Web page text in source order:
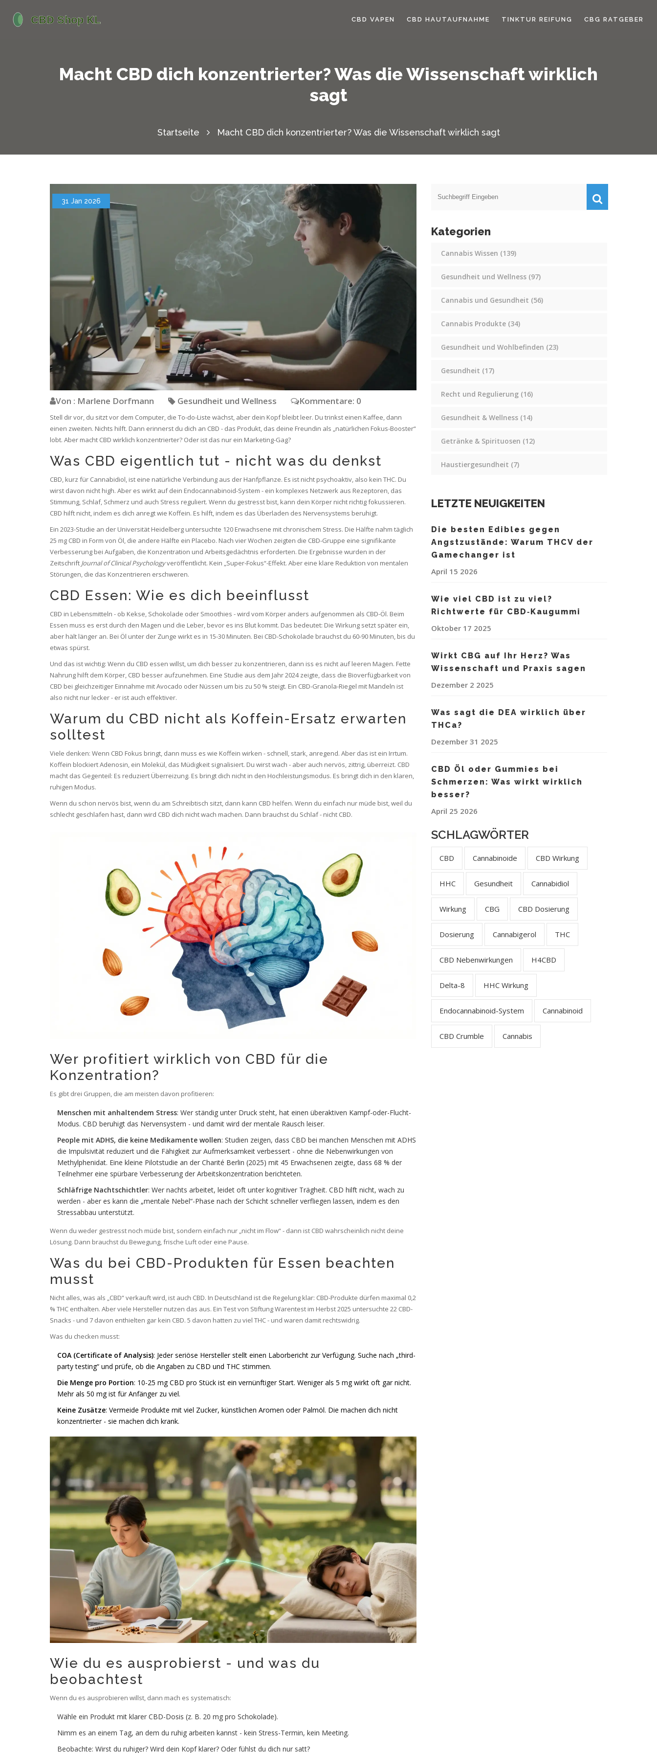
CBD VAPEN CBD HAUTAUFNAHME TINKTUR REIFUNG CBG RATGEBER
Macht CBD dich konzentrierter? Was die Wissenschaft wirklich
sagt
Startseite Macht CBD dich konzentrierter? Was die Wissenschaft wirklich sagt
31 Jan 2026
Von : Marlene Dorfmann Gesundheit und Wellness Kommentare: 0
Stell dir vor, du sitzt vor dem Computer, die To-do-Liste wächst, aber dein Kopf bleibt leer. Du trinkst einen Kaffee, dann
einen zweiten. Nichts hilft. Dann erinnerst du dich an CBD - das Produkt, das deine Freundin als „natürlichen Fokus-Booster“
lobt. Aber macht CBD wirklich konzentrierter? Oder ist das nur ein Marketing-Gag?
Was CBD eigentlich tut - nicht was du denkst
CBD, kurz für Cannabidiol, ist eine natürliche Verbindung aus der Hanfpflanze. Es ist nicht psychoaktiv, also kein THC. Du
wirst davon nicht high. Aber es wirkt auf dein Endocannabinoid-System - ein komplexes Netzwerk aus Rezeptoren, das
Stimmung, Schlaf, Schmerz und auch Stress reguliert. Wenn du gestresst bist, kann dein Körper nicht richtig fokussieren.
CBD hilft nicht, indem es dich anregt wie Koffein. Es hilft, indem es das Überladen des Nervensystems beruhigt.
Ein 2023-Studie an der Universität Heidelberg untersuchte 120 Erwachsene mit chronischem Stress. Die Hälfte nahm täglich
25 mg CBD in Form von Öl, die andere Hälfte ein Placebo. Nach vier Wochen zeigten die CBD-Gruppe eine signifikante
Verbesserung bei Aufgaben, die Konzentration und Arbeitsgedächtnis erforderten. Die Ergebnisse wurden in der
Zeitschrift Journal of Clinical Psychologyveröffentlicht. Kein „Super-Fokus“-Effekt. Aber eine klare Reduktion von mentalen
Störungen, die das Konzentrieren erschweren.
CBD Essen: Wie es dich beeinflusst
CBD in Lebensmitteln - ob Kekse, Schokolade oder Smoothies - wird vom Körper anders aufgenommen als CBD-Öl. Beim
Essen muss es erst durch den Magen und die Leber, bevor es ins Blut kommt. Das bedeutet: Die Wirkung setzt später ein,
aber hält länger an. Bei Öl unter der Zunge wirkt es in 15-30 Minuten. Bei CBD-Schokolade brauchst du 60-90 Minuten, bis du
etwas spürst.
Und das ist wichtig: Wenn du CBD essen willst, um dich besser zu konzentrieren, dann iss es nicht auf leeren Magen. Fette
Nahrung hilft dem Körper, CBD besser aufzunehmen. Eine Studie aus dem Jahr 2024 zeigte, dass die Bioverfügbarkeit von
CBD bei gleichzeitiger Einnahme mit Avocado oder Nüssen um bis zu 50 % steigt. Ein CBD-Granola-Riegel mit Mandeln ist
also nicht nur lecker - er ist auch effektiver.
Warum du CBD nicht als Koffein-Ersatz erwarten
solltest
Viele denken: Wenn CBD Fokus bringt, dann muss es wie Koffein wirken - schnell, stark, anregend. Aber das ist ein Irrtum.
Koffein blockiert Adenosin, ein Molekül, das Müdigkeit signalisiert. Du wirst wach - aber auch nervös, zittrig, überreizt. CBD
macht das Gegenteil: Es reduziert Überreizung. Es bringt dich nicht in den Hochleistungsmodus. Es bringt dich in den klaren,
ruhigen Modus.
Wenn du schon nervös bist, wenn du am Schreibtisch sitzt, dann kann CBD helfen. Wenn du einfach nur müde bist, weil du
schlecht geschlafen hast, dann wird CBD dich nicht wach machen. Dann brauchst du Schlaf - nicht CBD.
Wer profitiert wirklich von CBD für die
Konzentration?
Es gibt drei Gruppen, die am meisten davon profitieren:
Menschen mit anhaltendem Stress: Wer ständig unter Druck steht, hat einen überaktiven Kampf-oder-Flucht-
Modus. CBD beruhigt das Nervensystem - und damit wird der mentale Rausch leiser.
People mit ADHS, die keine Medikamente wollen: Studien zeigen, dass CBD bei manchen Menschen mit ADHS
die Impulsivität reduziert und die Fähigkeit zur Aufmerksamkeit verbessert - ohne die Nebenwirkungen von
Methylphenidat. Eine kleine Pilotstudie an der Charité Berlin (2025) mit 45 Erwachsenen zeigte, dass 68 % der
Teilnehmer eine spürbare Verbesserung der Arbeitskonzentration berichteten.
Schläfrige Nachtschichtler: Wer nachts arbeitet, leidet oft unter kognitiver Trägheit. CBD hilft nicht, wach zu
werden - aber es kann die „mentale Nebel“-Phase nach der Schicht schneller verfliegen lassen, indem es den
Stressabbau unterstützt.
Wenn du weder gestresst noch müde bist, sondern einfach nur „nicht im Flow“ - dann ist CBD wahrscheinlich nicht deine
Lösung. Dann brauchst du Bewegung, frische Luft oder eine Pause.
Was du bei CBD-Produkten für Essen beachten
musst
Nicht alles, was als „CBD“ verkauft wird, ist auch CBD. In Deutschland ist die Regelung klar: CBD-Produkte dürfen maximal 0,2
% THC enthalten. Aber viele Hersteller nutzen das aus. Ein Test von Stiftung Warentest im Herbst 2025 untersuchte 22 CBD-
Snacks - und 7 davon enthielten gar kein CBD. 5 davon hatten zu viel THC - und waren damit rechtswidrig.
Was du checken musst:
COA (Certificate of Analysis): Jeder seriöse Hersteller stellt einen Laborbericht zur Verfügung. Suche nach „third-
party testing“ und prüfe, ob die Angaben zu CBD und THC stimmen.
Die Menge pro Portion: 10-25 mg CBD pro Stück ist ein vernünftiger Start. Weniger als 5 mg wirkt oft gar nicht.
Mehr als 50 mg ist für Anfänger zu viel.
Keine Zusätze: Vermeide Produkte mit viel Zucker, künstlichen Aromen oder Palmöl. Die machen dich nicht
konzentrierter - sie machen dich krank.
Wie du es ausprobierst - und was du
beobachtest
Wenn du es ausprobieren willst, dann mach es systematisch:
Wähle ein Produkt mit klarer CBD-Dosis (z. B. 20 mg pro Schokolade).
Nimm es an einem Tag, an dem du ruhig arbeiten kannst - kein Stress-Termin, kein Meeting.
Beobachte: Wirst du ruhiger? Wird dein Kopf klarer? Oder fühlst du dich nur satt?
Kategorien
Cannabis Wissen (139)
Gesundheit und Wellness (97)
Cannabis und Gesundheit (56)
Cannabis Produkte (34)
Gesundheit und Wohlbefinden (23)
Gesundheit (17)
Recht und Regulierung (16)
Gesundheit & Wellness (14)
Getränke & Spirituosen (12)
Haustiergesundheit (7)
LETZTE NEUIGKEITEN
Die besten Edibles gegen
Angstzustände: Warum THCV der
Gamechanger ist
April 15 2026
Wie viel CBD ist zu viel?
Richtwerte für CBD‑Kaugummi
Oktober 17 2025
Wirkt CBG auf Ihr Herz? Was
Wissenschaft und Praxis sagen
Dezember 2 2025
Was sagt die DEA wirklich über
THCa?
Dezember 31 2025
CBD Öl oder Gummies bei
Schmerzen: Was wirkt wirklich
besser?
April 25 2026
SCHLAGWÖRTER
CBD Cannabinoide CBD Wirkung
HHC Gesundheit Cannabidiol
Wirkung CBG CBD Dosierung
Dosierung Cannabigerol THC
CBD Nebenwirkungen H4CBD
Delta-8 HHC Wirkung
Endocannabinoid-System Cannabinoid
CBD Crumble Cannabis